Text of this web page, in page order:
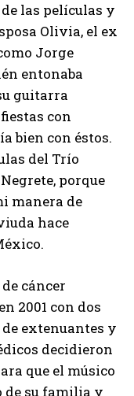
las películas y
Olivia, el ex
Jorge
entonaba
guitarra
con
bien con éstos.
del Trío
porque
manera de
hace
cáncer
2001 con dos
extenuantes y
decidieron
que el músico
de su familia y